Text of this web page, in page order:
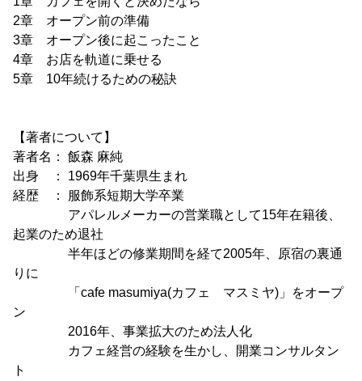
2章 オープン前の準備
3章 オープン後に起こったこと
4章 お店を軌道に乗せる
5章 10年続けるための秘訣
【著者について】
著者名： 飯森 麻純
出身 ： 1969年千葉県生まれ
経歴 ： 服飾系短期大学卒業
アパレルメーカーの営業職として15年在籍後、
起業のため退社
半年ほどの修業期間を経て2005年、原宿の裏通
りに
「cafe masumiya(カフェ マスミヤ)」をオープ
ン
2016年、事業拡大のため法人化
カフェ経営の経験を生かし、開業コンサルタン
ト